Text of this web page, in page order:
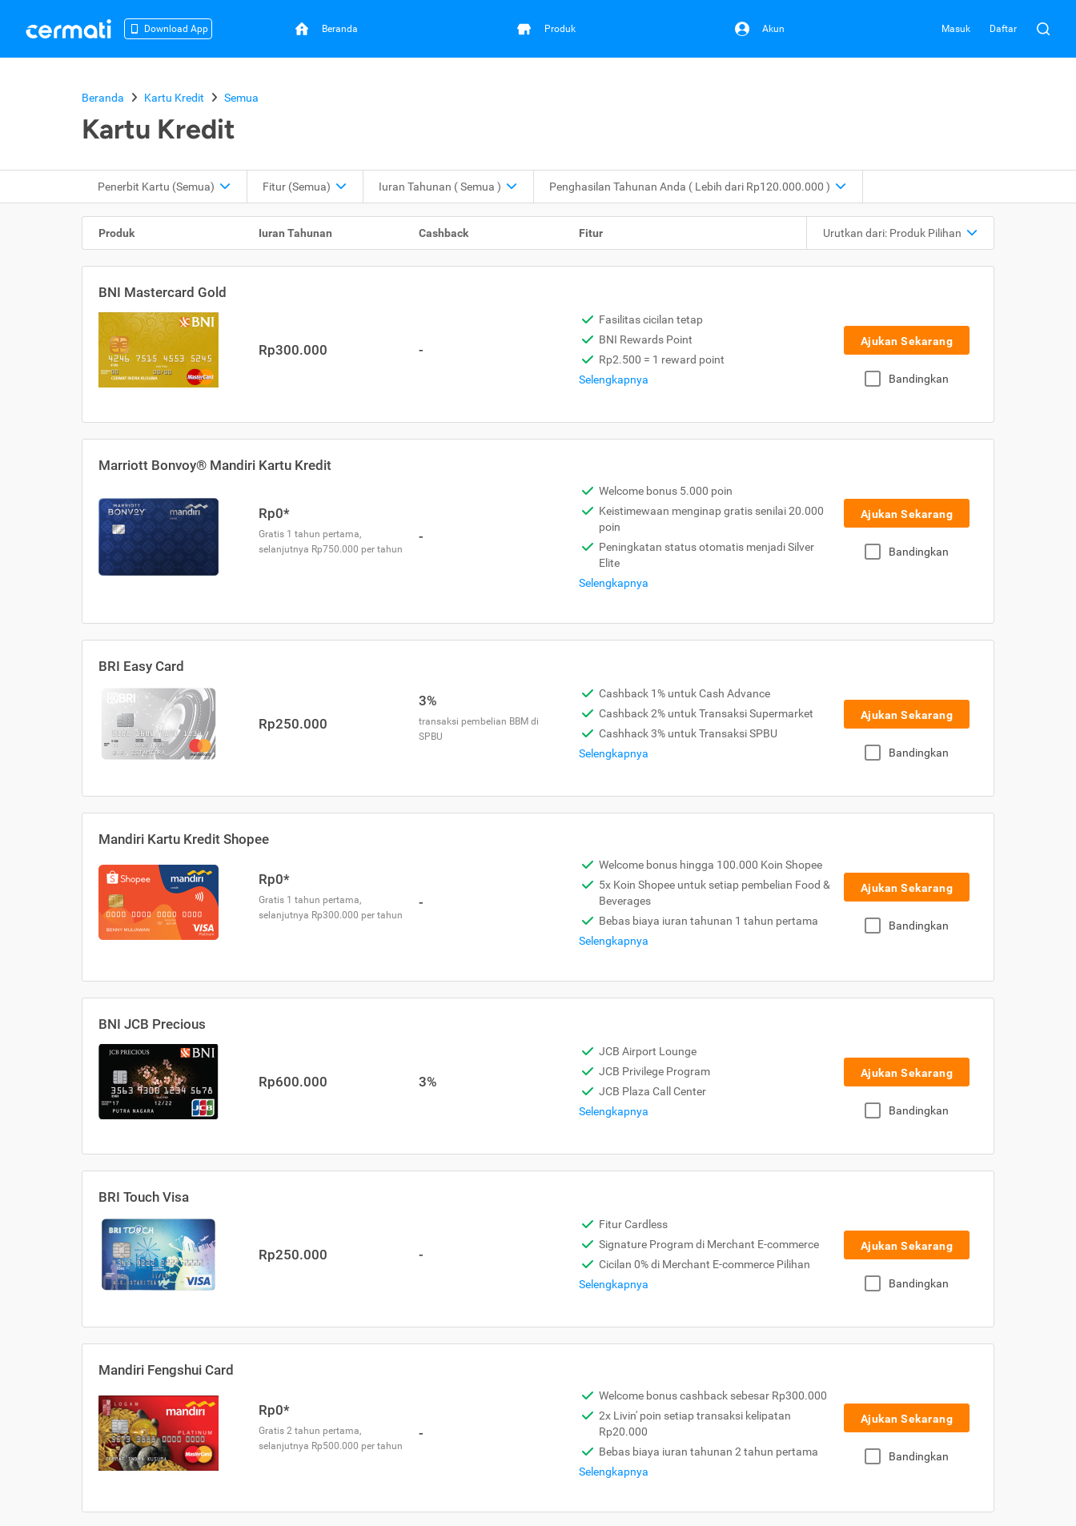
Download App Beranda Produk Akun Masuk Daftar
Beranda Kartu Kredit Semua
Kartu Kredit
Penerbit Kartu (Semua) Fitur (Semua) Iuran Tahunan ( Semua ) Penghasilan Tahunan Anda ( Lebih dari Rp120.000.000 )
Produk Iuran Tahunan Cashback Fitur Urutkan dari: Produk Pilihan
BNI Mastercard Gold
Rp300.000 -
Fasilitas cicilan tetap
BNI Rewards Point
Rp2.500 = 1 reward point
Selengkapnya
Ajukan Sekarang
Bandingkan
Marriott Bonvoy® Mandiri Kartu Kredit
Rp0*
Gratis 1 tahun pertama,
selanjutnya Rp750.000 per tahun
-
Welcome bonus 5.000 poin
Keistimewaan menginap gratis senilai 20.000
poin
Peningkatan status otomatis menjadi Silver
Elite
Selengkapnya
Ajukan Sekarang
Bandingkan
BRI Easy Card
Rp250.000
3%
transaksi pembelian BBM di
SPBU
Cashback 1% untuk Cash Advance
Cashback 2% untuk Transaksi Supermarket
Cashhack 3% untuk Transaksi SPBU
Selengkapnya
Ajukan Sekarang
Bandingkan
Mandiri Kartu Kredit Shopee
Rp0*
Gratis 1 tahun pertama,
selanjutnya Rp300.000 per tahun
-
Welcome bonus hingga 100.000 Koin Shopee
5x Koin Shopee untuk setiap pembelian Food &
Beverages
Bebas biaya iuran tahunan 1 tahun pertama
Selengkapnya
Ajukan Sekarang
Bandingkan
BNI JCB Precious
Rp600.000 3%
JCB Airport Lounge
JCB Privilege Program
JCB Plaza Call Center
Selengkapnya
Ajukan Sekarang
Bandingkan
BRI Touch Visa
Rp250.000 -
Fitur Cardless
Signature Program di Merchant E-commerce
Cicilan 0% di Merchant E-commerce Pilihan
Selengkapnya
Ajukan Sekarang
Bandingkan
Mandiri Fengshui Card
Rp0*
Gratis 2 tahun pertama,
selanjutnya Rp500.000 per tahun
-
Welcome bonus cashback sebesar Rp300.000
2x Livin' poin setiap transaksi kelipatan
Rp20.000
Bebas biaya iuran tahunan 2 tahun pertama
Selengkapnya
Ajukan Sekarang
Bandingkan